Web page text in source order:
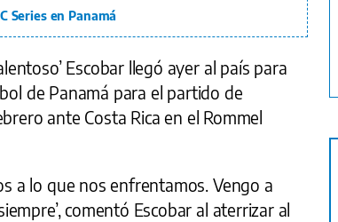
Series en Panamá
Escobar llegó ayer al país para
de Panamá para el partido de
ante Costa Rica en el Rommel
a lo que nos enfrentamos. Vengo a
comentó Escobar al aterrizar al